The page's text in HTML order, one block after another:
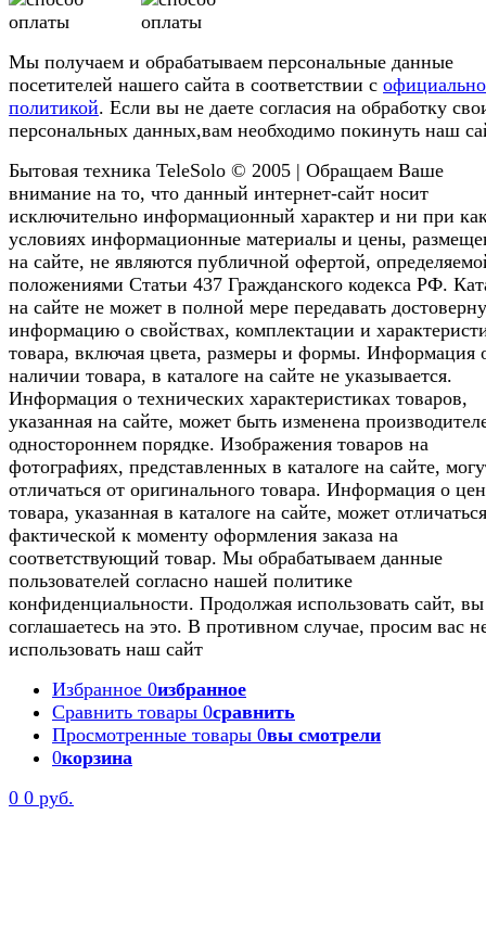
Мы получаем и обрабатываем персональные данные
посетителей нашего сайта в соответствии с
политикой. Если вы не даете согласия на обработку
персональных данных,вам необходимо покинуть наш
Бытовая техника TeleSolo © 2005 | Обращаем Ваше
внимание на то, что данный интернет-сайт носит
исключительно информационный характер и ни при
условиях информационные материалы и цены,
на сайте, не являются публичной офертой,
положениями Статьи 437 Гражданского кодекса РФ.
на сайте не может в полной мере передавать
информацию о свойствах, комплектации и
товара, включая цвета, размеры и формы. Информация
наличии товара, в каталоге на сайте не указывается.
Информация о технических характеристиках товаров,
указанная на сайте, может быть изменена
одностороннем порядке. Изображения товаров на
фотографиях, представленных в каталоге на сайте,
отличаться от оригинального товара. Информация о
товара, указанная в каталоге на сайте, может
фактической к моменту оформления заказа на
соответствующий товар. Мы обрабатываем данные
пользователей согласно нашей политике
конфиденциальности. Продолжая использовать сайт, вы
соглашаетесь на это. В противном случае, просим вас
использовать наш сайт
Избранное 0избранное
Сравнить товары 0сравнить
Просмотренные товары 0вы смотрели
0корзина
0 0 руб.